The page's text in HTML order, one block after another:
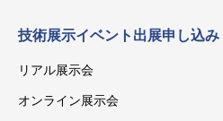
技術展示イベント出展申し込み
リアル展示会
オンライン展示会